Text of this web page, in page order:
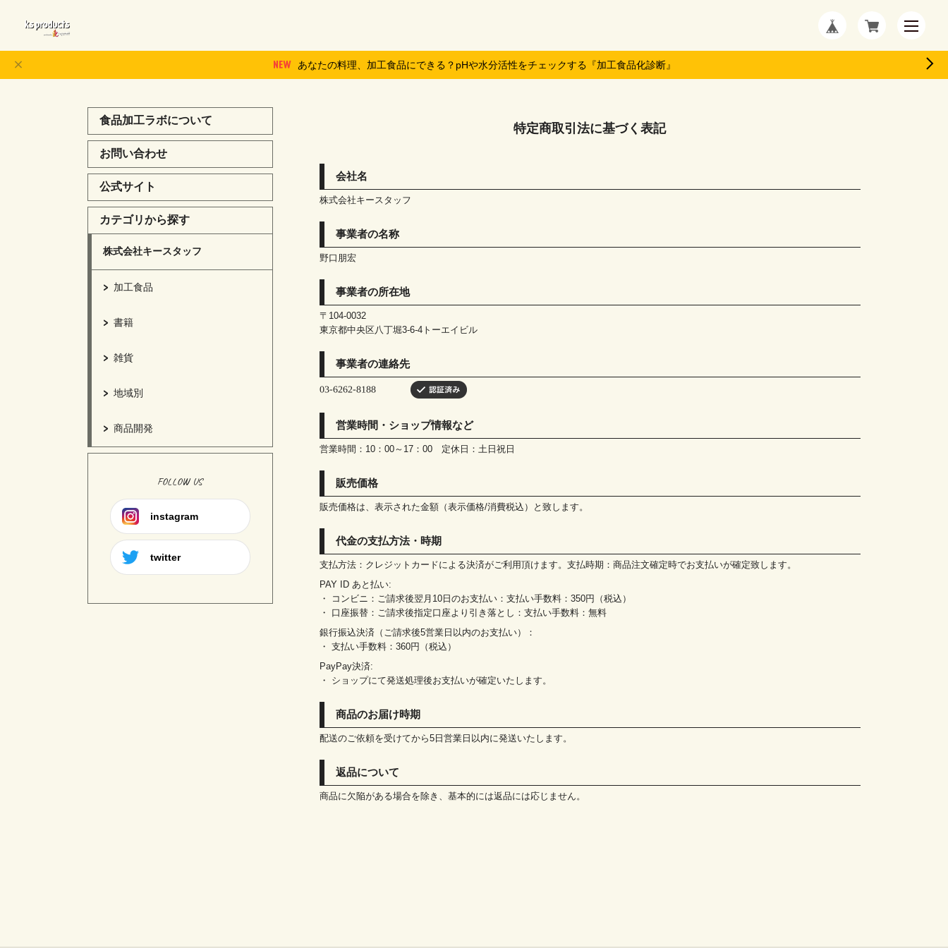
あなたの料理、加工食品にできる？pHや水分活性をチェックする『加工食品化診断』
食品加工ラボについて
お問い合わせ
公式サイト
カテゴリから探す
株式会社キースタッフ
加工食品
書籍
雑貨
地域別
商品開発
FOLLOW US
instagram
twitter
特定商取引法に基づく表記
会社名
株式会社キースタッフ
事業者の名称
野口朋宏
事業者の所在地
〒104-0032
東京都中央区八丁堀3-6-4トーエイビル
事業者の連絡先
営業時間・ショップ情報など
営業時間：10：00～17：00 定休日：土日祝日
販売価格
販売価格は、表示された金額（表示価格/消費税込）と致します。
代金の支払方法・時期
支払方法：クレジットカードによる決済がご利用頂けます。支払時期：商品注文確定時でお支払いが確定致します。
PAY ID あと払い:
・ コンビニ：ご請求後翌月10日のお支払い：支払い手数料：350円（税込）
・ 口座振替：ご請求後指定口座より引き落とし：支払い手数料：無料
銀行振込決済（ご請求後5営業日以内のお支払い）：
・ 支払い手数料：360円（税込）
PayPay決済:
・ ショップにて発送処理後お支払いが確定いたします。
商品のお届け時期
配送のご依頼を受けてから5日営業日以内に発送いたします。
返品について
商品に欠陥がある場合を除き、基本的には返品には応じません。